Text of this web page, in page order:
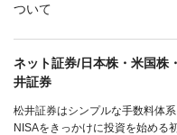
ついて
ネット証券/日本株・米国株
井証券
松井証券はシンプルな手数料体
NISAをきっかけに投資を始める